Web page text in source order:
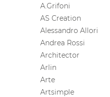
A.Grifoni
AS Creation
Alessandro Allori
Andrea Rossi
Architector
Arlin
Arte
Artsimple